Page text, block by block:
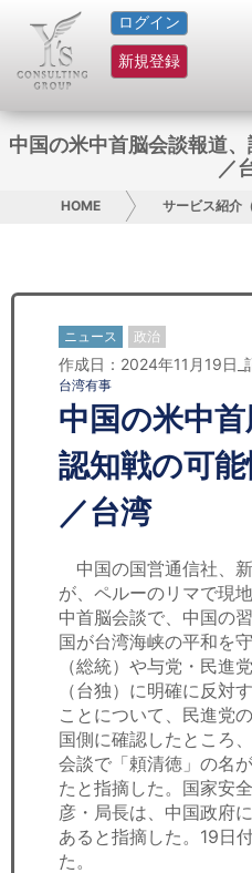
ログイン
新規登録
HOME
サービス紹介
コラム
お問い合わせ
日本人にPR
コンサルティング
リサーチ
セミナー
経済ニュース
労務顧問
ＩＴ
飲食店情報
中国の米中首脳会談報道
／
HOME サービス紹介
ニュース 政治
作成日：2024年11月19日
台湾有事
中国の米中首
認知戦の可
／台湾
中国の国営通信社、新
が、ペルーのリマで現
中首脳会談で、中国の
国が台湾海峡の平和を
（総統）や与党・民進
（台独）に明確に反対
ことについて、民進党
国側に確認したところ
会談で「頼清徳」の名
たと指摘した。国家安
彦・局長は、中国政府
あると指摘した。19日
た。